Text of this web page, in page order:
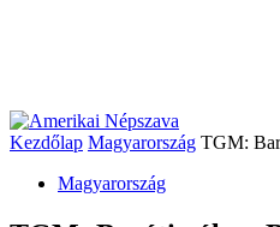
Kezdőlap Magyarország TGM:
Magyarország